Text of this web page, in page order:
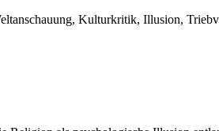
Kulturkritik, Illusion,